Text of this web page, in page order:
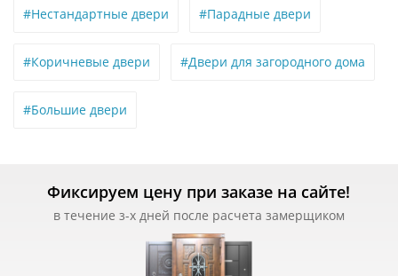
#Нестандартные двери #Парадные двери
#Коричневые двери #Двери для загородного дома
#Большие двери
Фиксируем цену при заказе на сайте!
в течение з-х дней после расчета замерщиком